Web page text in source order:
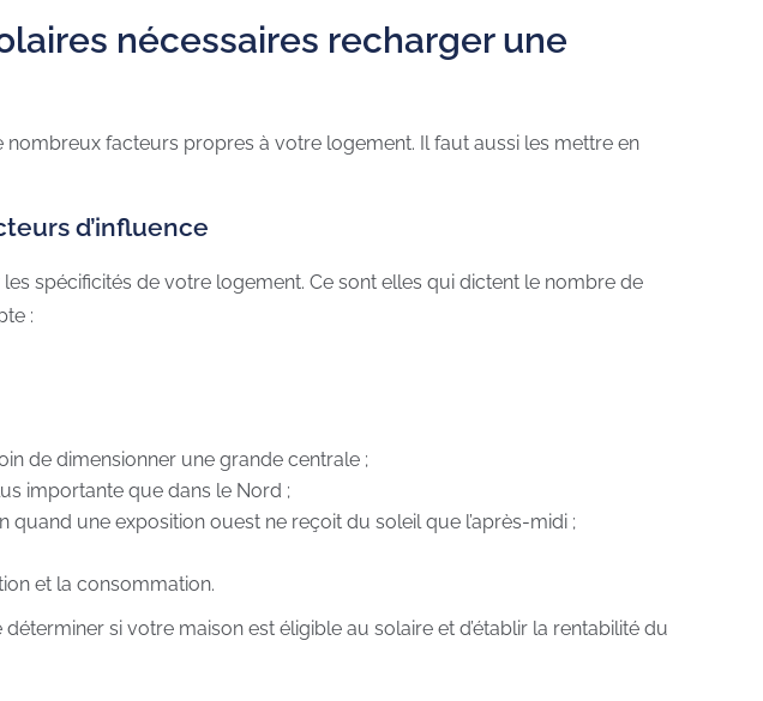
nécessaires recharger une
nombreux facteurs propres à votre logement. Il faut aussi les mettre en
d’influence
spécificités de votre logement. Ce sont elles qui dictent le nombre de
:
de dimensionner une grande centrale ;
importante que dans le Nord ;
une exposition ouest ne reçoit du soleil que l’après-midi ;
et la consommation.
si votre maison est éligible au solaire et d’établir la rentabilité du